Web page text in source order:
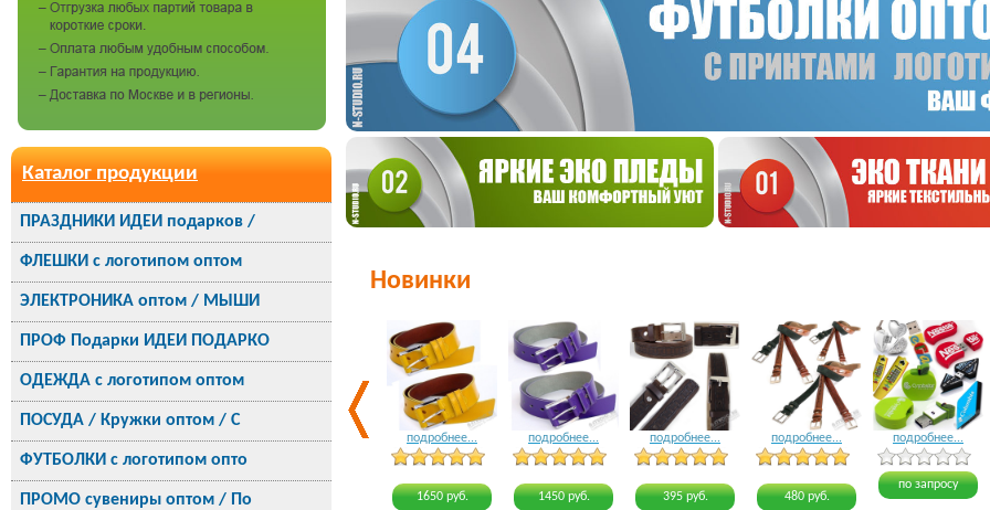
Каталог продукции
ПРАЗДНИКИ ИДЕИ подарков /
ФЛЕШКИ с логотипом оптом
ЭЛЕКТРОНИКА оптом / МЫШИ
ПРОФ Подарки ИДЕИ ПОДАРКО
ОДЕЖДА с логотипом оптом
ПОСУДА / Кружки оптом / С
ФУТБОЛКИ с логотипом опто
ПРОМО сувениры оптом / По
Новинки
подробнее...
4 голоса
1650 руб.
подробнее...
3 голоса
1450 руб.
подробнее...
3 голоса
395 руб.
подробнее...
4 голоса
480 руб.
подробнее...
по запросу